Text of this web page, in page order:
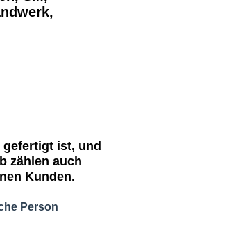
ist, und
zählen auch
Kunden.
Person